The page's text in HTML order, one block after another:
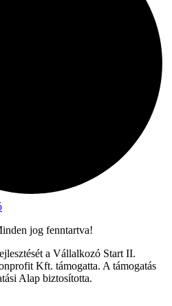
jog fenntartva!
a Vállalkozó Start II.
Kft. támogatta. A támogatás
Alap biztosította.